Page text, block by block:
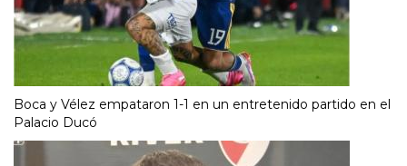
Boca y Vélez empataron 1-1 en un entretenido partido en el
Palacio Ducó